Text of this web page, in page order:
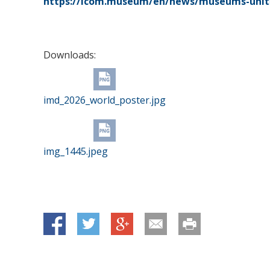
Downloads:
imd_2026_world_poster.jpg
img_1445.jpeg